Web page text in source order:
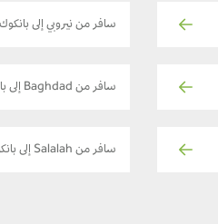
سافر من نيروبي إلى بانكوك
سافر من Baghdad إلى بانكوك
سافر من Salalah إلى بانكوك